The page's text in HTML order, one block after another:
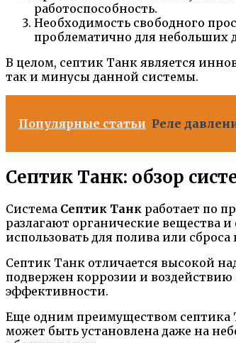
работоспособность.
Необходимость свободного
проблематично для небольших
В целом, септик Танк является
так и минусы данной системы.
Популярные статьи Реле
Септик Танк: обзор
Система Септик Танк работает по
разлагают органические вещества
использовать для полива или
Септик Танк отличается высокой
подвержен коррозии и воздействию
эффективности.
Еще одним преимуществом септика
может быть установлена даже на